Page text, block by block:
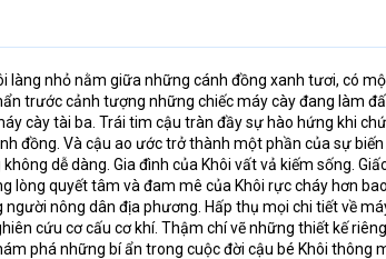
làng nhỏ nằm giữa những cánh đồng xanh tươi, có
trước cảnh tượng những chiếc máy cày đang làm
cày tài ba. Trái tim cậu tràn đầy sự hào hứng khi
đồng. Và cậu ao ước trở thành một phần của sự biến
dễ dàng. Gia đình của Khôi vất vả kiếm sống.
lòng quyết tâm và đam mê của Khôi rực cháy hơn
nông dân địa phương. Hấp thụ mọi chi tiết về
cứu cơ cấu cơ khí. Thậm chí vẽ những thiết kế
phá những bí ẩn trong cuộc đời cậu bé Khôi thông